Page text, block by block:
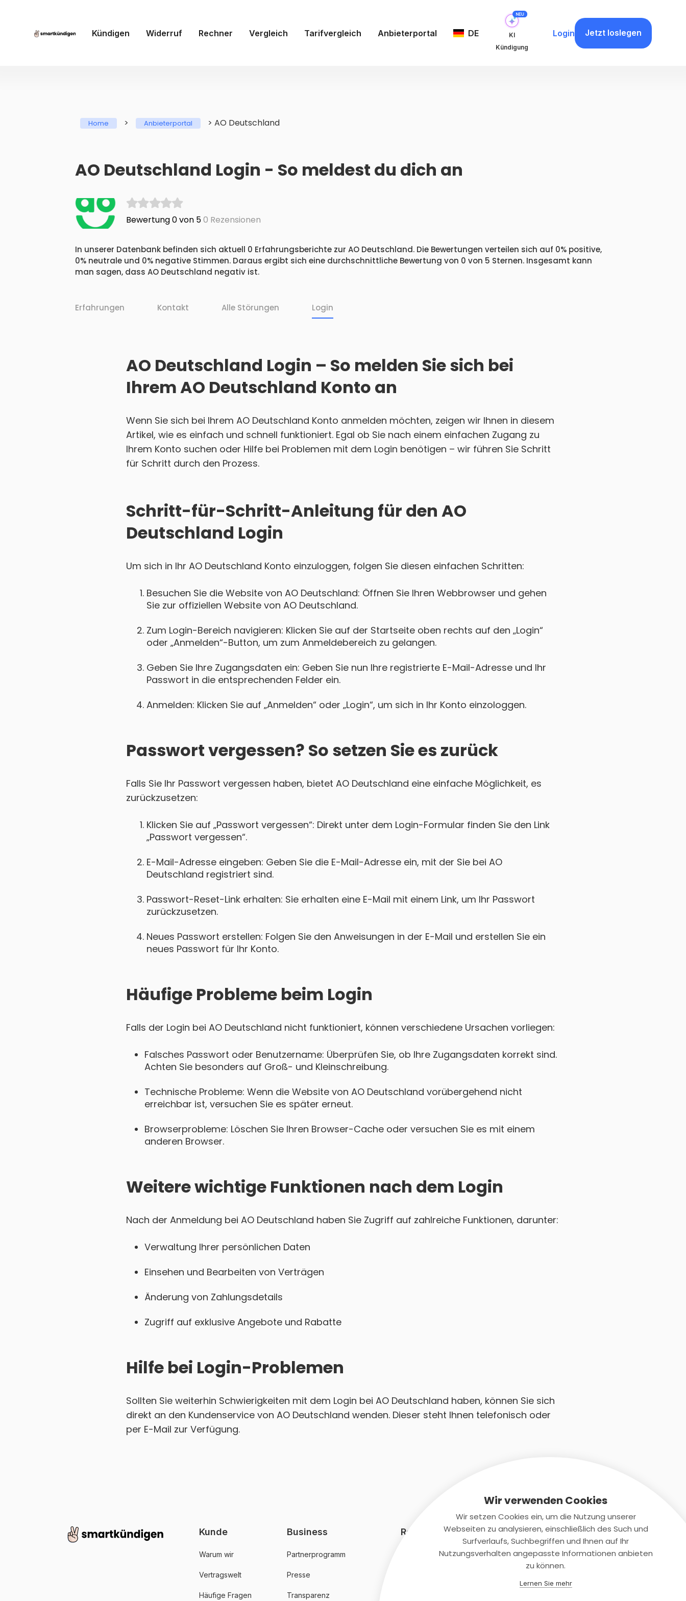
Kündigen Widerruf Rechner Vergleich Tarifvergleich Anbieterportal DE
KI
Kündigung
Login Jetzt loslegen
Home > Anbieterportal > AO Deutschland
AO Deutschland Login - So meldest du dich an
Bewertung 0 von 50 Rezensionen
In unserer Datenbank befinden sich aktuell 0 Erfahrungsberichte zur AO Deutschland. Die Bewertungen verteilen sich auf 0% positive,
0% neutrale und 0% negative Stimmen. Daraus ergibt sich eine durchschnittliche Bewertung von 0 von 5 Sternen. Insgesamt kann
man sagen, dass AO Deutschland negativ ist.
Erfahrungen Kontakt Alle Störungen Login
AO Deutschland Login – So melden Sie sich bei
Ihrem AO Deutschland Konto an
Wenn Sie sich bei Ihrem AO Deutschland Konto anmelden möchten, zeigen wir Ihnen in diesem
Artikel, wie es einfach und schnell funktioniert. Egal ob Sie nach einem einfachen Zugang zu
Ihrem Konto suchen oder Hilfe bei Problemen mit dem Login benötigen – wir führen Sie Schritt
für Schritt durch den Prozess.
Schritt-für-Schritt-Anleitung für den AO
Deutschland Login
Um sich in Ihr AO Deutschland Konto einzuloggen, folgen Sie diesen einfachen Schritten:
Besuchen Sie die Website von AO Deutschland: Öffnen Sie Ihren Webbrowser und gehen
Sie zur offiziellen Website von AO Deutschland.
Zum Login-Bereich navigieren: Klicken Sie auf der Startseite oben rechts auf den „Login“
oder „Anmelden“-Button, um zum Anmeldebereich zu gelangen.
Geben Sie Ihre Zugangsdaten ein: Geben Sie nun Ihre registrierte E-Mail-Adresse und Ihr
Passwort in die entsprechenden Felder ein.
Anmelden: Klicken Sie auf „Anmelden“ oder „Login“, um sich in Ihr Konto einzologgen.
Passwort vergessen? So setzen Sie es zurück
Falls Sie Ihr Passwort vergessen haben, bietet AO Deutschland eine einfache Möglichkeit, es
zurückzusetzen:
Klicken Sie auf „Passwort vergessen“: Direkt unter dem Login-Formular finden Sie den Link
„Passwort vergessen“.
E-Mail-Adresse eingeben: Geben Sie die E-Mail-Adresse ein, mit der Sie bei AO
Deutschland registriert sind.
Passwort-Reset-Link erhalten: Sie erhalten eine E-Mail mit einem Link, um Ihr Passwort
zurückzusetzen.
Neues Passwort erstellen: Folgen Sie den Anweisungen in der E-Mail und erstellen Sie ein
neues Passwort für Ihr Konto.
Häufige Probleme beim Login
Falls der Login bei AO Deutschland nicht funktioniert, können verschiedene Ursachen vorliegen:
Falsches Passwort oder Benutzername: Überprüfen Sie, ob Ihre Zugangsdaten korrekt sind.
Achten Sie besonders auf Groß- und Kleinschreibung.
Technische Probleme: Wenn die Website von AO Deutschland vorübergehend nicht
erreichbar ist, versuchen Sie es später erneut.
Browserprobleme: Löschen Sie Ihren Browser-Cache oder versuchen Sie es mit einem
anderen Browser.
Weitere wichtige Funktionen nach dem Login
Nach der Anmeldung bei AO Deutschland haben Sie Zugriff auf zahlreiche Funktionen, darunter:
Verwaltung Ihrer persönlichen Daten
Einsehen und Bearbeiten von Verträgen
Änderung von Zahlungsdetails
Zugriff auf exklusive Angebote und Rabatte
Hilfe bei Login-Problemen
Sollten Sie weiterhin Schwierigkeiten mit dem Login bei AO Deutschland haben, können Sie sich
direkt an den Kundenservice von AO Deutschland wenden. Dieser steht Ihnen telefonisch oder
per E-Mail zur Verfügung.
Kunde
Warum wir
Vertragswelt
Häufige Fragen
Business
Partnerprogramm
Presse
Transparenz
Rechtliches Kontaktiere uns
+(49)2131/708-4280
Wir verwenden Cookies
Wir setzen Cookies ein, um die Nutzung unserer
Webseiten zu analysieren, einschließlich des Such und
Surfverlaufs, Suchbegriffen und Ihnen auf Ihr
Nutzungsverhalten angepasste Informationen anbieten
zu können.
Lernen Sie mehr